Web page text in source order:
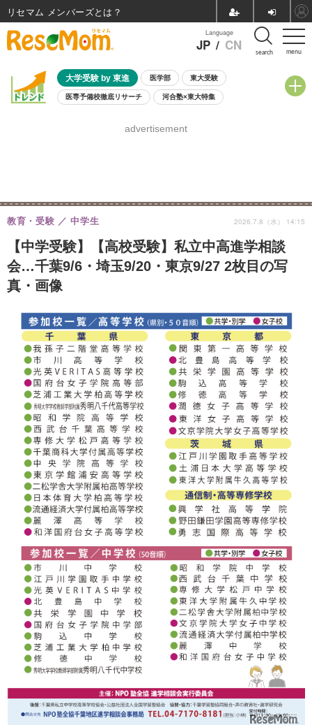
menu
Language
JP / CN search
大学受験 by 東進 医学部 東大受験
医専予備校徹底リサーチ 河合塾×東大特集
8月開催学校説明会・相談会
advertisement
【中学受験】【高校受験】私立中高進学相談
会…千葉9/6・埼玉9/20・東京9/27 2枚目の写
真・画像
教育・受験 中学生 2026.7.8（水） 14:15
リセマム メンバーズ